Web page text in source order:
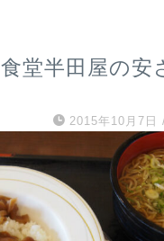
堂半田屋の安
2015年10月7日